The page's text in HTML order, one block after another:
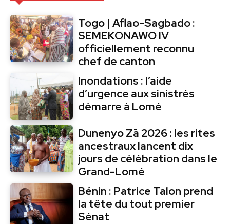
Togo | Aflao-Sagbado :
SEMEKONAWO IV
officiellement reconnu
chef de canton
Inondations : l’aide
d’urgence aux sinistrés
démarre à Lomé
Dunenyo Zā 2026 : les rites
ancestraux lancent dix
jours de célébration dans le
Grand-Lomé
Bénin : Patrice Talon prend
la tête du tout premier
Sénat